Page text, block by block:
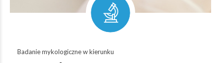
Badanie mykologiczne w kierunku